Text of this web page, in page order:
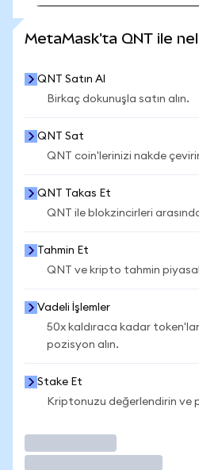
MetaMask'ta QNT ile
QNT Satın Al
Birkaç dokunuşla satın alın.
QNT Sat
QNT coin'lerinizi nakde
QNT Takas Et
QNT ile blokzincirleri
Tahmin Et
QNT ve kripto tahmin
Vadeli İşlemler
50x kaldıraca kadar
pozisyon alın.
Stake Et
Kriptonuzu değerlendirin ve